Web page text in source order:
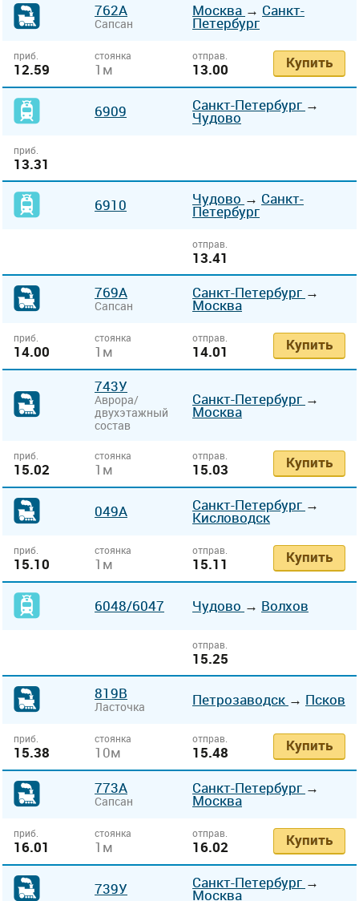
762А
Сапсан
Москва → Санкт-
Петербург
приб.
12.59
стоянка
1м
отправ.
13.00 Купить
6909 Санкт-Петербург →
Чудово
приб.
13.31
6910 Чудово → Санкт-
Петербург
отправ.
13.41
769А
Сапсан
Санкт-Петербург →
Москва
приб.
14.00
стоянка
1м
отправ.
14.01 Купить
743У
Аврора/
двухэтажный
состав
Санкт-Петербург →
Москва
приб.
15.02
стоянка
1м
отправ.
15.03 Купить
049А Санкт-Петербург →
Кисловодск
приб.
15.10
стоянка
1м
отправ.
15.11 Купить
6048/6047 Чудово → Волхов
отправ.
15.25
819В
Ласточка Петрозаводск → Псков
приб.
15.38
стоянка
10м
отправ.
15.48 Купить
773А
Сапсан
Санкт-Петербург →
Москва
приб.
16.01
стоянка
1м
отправ.
16.02 Купить
739У Санкт-Петербург →
Москва